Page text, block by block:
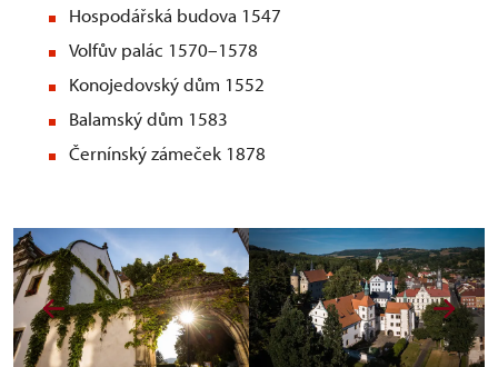
Hospodářská budova 1547
Volfův palác 1570–1578
Konojedovský dům 1552
Balamský dům 1583
Černínský zámeček 1878